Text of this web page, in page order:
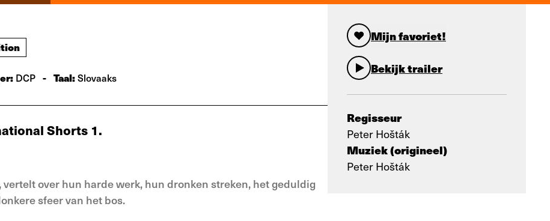
Mijn favoriet!
Bekijk trailer
Regisseur
Peter Hošták
Muziek (origineel)
Peter Hošták
DCP - Taal:Slovaaks
Shorts 1.
over hun harde werk, hun dronken streken, het geduldig
sfeer van het bos.